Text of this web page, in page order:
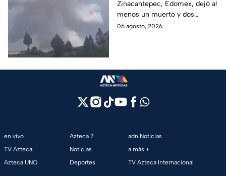
María del Monte,
Zinacantepec; reportan
al menos un muerto y
Zinacantepec, Edomex, dejó al
menos un muerto y dos
heridos; autoridades atiende la
06 agosto, 2026
en vivo
TV Azteca
Azteca UNO
Azteca 7
Noticias
Deportes
adn Noticias
a más +
TV Azteca Internacional